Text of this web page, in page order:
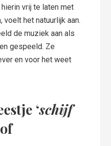
vrij te laten met
voelt het natuurlijk aan.
de muziek aan als
gespeeld. Ze
en voor het weet
‘schijf